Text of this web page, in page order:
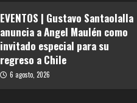
EVENTOS | Gustavo Santaolalla
anuncia a Angel Maulén como
invitado especial para su
regreso a Chile
6 agosto, 2026